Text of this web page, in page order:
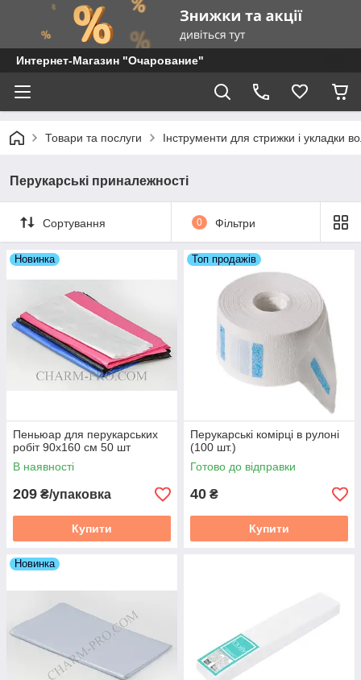
Интернет-Магазин "Очарование"
Товари та послуги Інструменти для стрижки і укладки
Перукарські приналежності
Сортування 0 Фільтри
Новинка
Пеньюар для перукарських
робіт 90х160 см 50 шт
В наявності
209 ₴/упаковка
Купити
Топ продажів
Перукарські комірці в рулоні
(100 шт.)
Готово до відправки
40 ₴
Купити
Новинка